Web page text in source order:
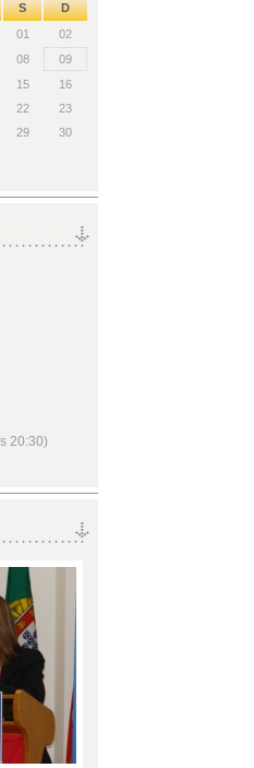
S
D
01
02
08
09
15
16
22
23
29
30